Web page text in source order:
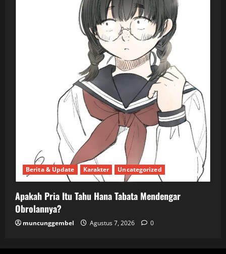
Berita & Update Karakter Uncategorized
Apakah Pria Itu Tahu Hana Tabata Mendengar
Obrolannya?
muncunggembel Agustus 7, 2026 0